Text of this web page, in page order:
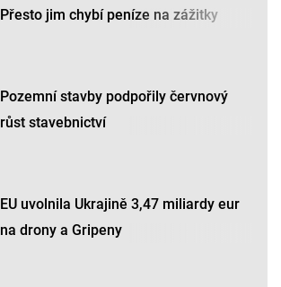
Přesto jim chybí peníze na zážitky
Pozemní stavby podpořily červnový
růst stavebnictví
EU uvolnila Ukrajině 3,47 miliardy eur
na drony a Gripeny